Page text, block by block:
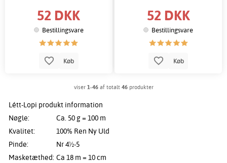
52 DKK
Bestillingsvare
Køb
52 DKK
Bestillingsvare
Køb
viser 1-46af totalt 46produkter
Létt-Lopi produkt information
Nøgle:
Ca. 50 g = 100 m
Kvalitet:
100% Ren Ny Uld
Pinde:
Nr 4½-5
Masketæthed: Ca 18 m = 10 cm